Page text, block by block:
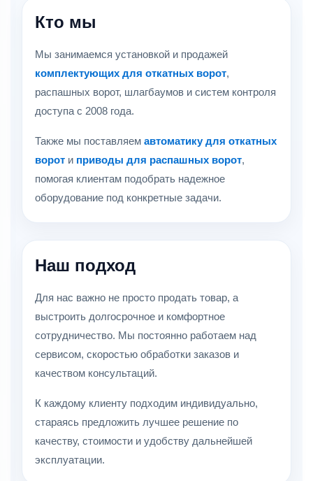
Кто мы
Мы занимаемся установкой и продажей
комплектующих для откатных ворот,
распашных ворот, шлагбаумов и систем контроля
доступа с 2008 года.
Также мы поставляем автоматику для откатных
ворот и приводы для распашных ворот,
помогая клиентам подобрать надежное
оборудование под конкретные задачи.
Наш подход
Для нас важно не просто продать товар, а
выстроить долгосрочное и комфортное
сотрудничество. Мы постоянно работаем над
сервисом, скоростью обработки заказов и
качеством консультаций.
К каждому клиенту подходим индивидуально,
стараясь предложить лучшее решение по
качеству, стоимости и удобству дальнейшей
эксплуатации.